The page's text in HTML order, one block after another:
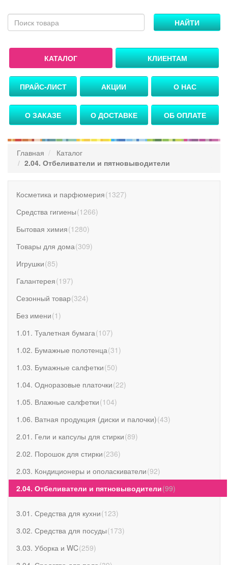
НАЙТИ
КАТАЛОГ КЛИЕНТАМ
ПРАЙС-ЛИСТ АКЦИИ О НАС
О ЗАКАЗЕ О ДОСТАВКЕ ОБ ОПЛАТЕ
Главная
Каталог
2.04. Отбеливатели и пятновыводители
Косметика и парфюмерия(1327)
Средства гигиены(1266)
Бытовая химия(1280)
Товары для дома(309)
Игрушки(85)
Галантерея(197)
Сезонный товар(324)
Без имени(1 )
1.01. Туалетная бумага(107)
1.02. Бумажные полотенца(31 )
1.03. Бумажные салфетки(50)
1.04. Одноразовые платочки(22)
1.05. Влажные салфетки(104)
1.06. Ватная продукция (диски и палочки)(43)
2.01. Гели и капсулы для стирки(89)
2.02. Порошок для стирки(236)
2.03. Кондиционеры и ополаскиватели(92)
2.04. Отбеливатели и пятновыводители(99)
3.01. Средства для кухни(123)
3.02. Средства для посуды(173)
3.03. Уборка и WC(259)